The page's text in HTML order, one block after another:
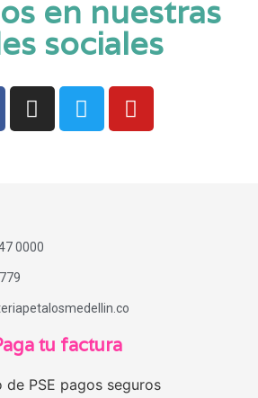
en nuestras
sociales
0000
tu factura